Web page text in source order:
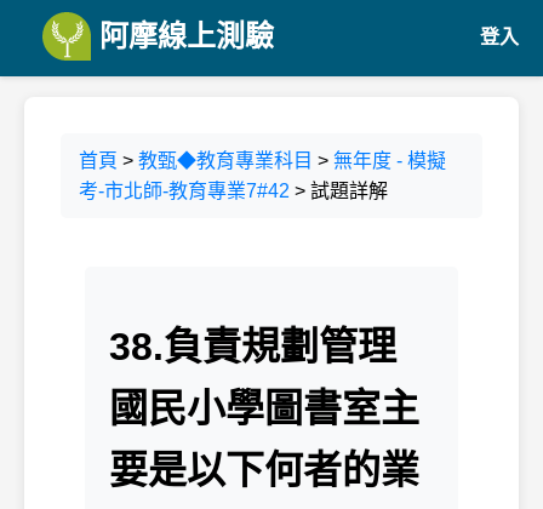
阿摩線上測驗 登入
首頁 > 教甄◆教育專業科目 > 無年度 - 模擬
考-市北師-教育專業7#42 > 試題詳解
38.負責規劃管理
國民小學圖書室主
要是以下何者的業